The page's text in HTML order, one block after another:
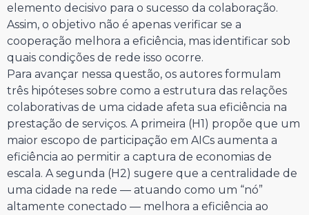
elemento decisivo para o sucesso da colaboração.
Assim, o objetivo não é apenas verificar se a
cooperação melhora a eficiência, mas identificar sob
quais condições de rede isso ocorre.
Para avançar nessa questão, os autores formulam
três hipóteses sobre como a estrutura das relações
colaborativas de uma cidade afeta sua eficiência na
prestação de serviços. A primeira (H1) propõe que um
maior escopo de participação em AICs aumenta a
eficiência ao permitir a captura de economias de
escala. A segunda (H2) sugere que a centralidade de
uma cidade na rede — atuando como um “nó”
altamente conectado — melhora a eficiência ao